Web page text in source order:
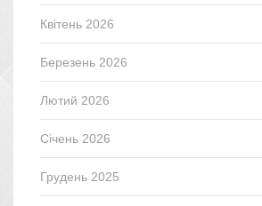
Квітень 2026
Березень 2026
Лютий 2026
Січень 2026
Грудень 2025